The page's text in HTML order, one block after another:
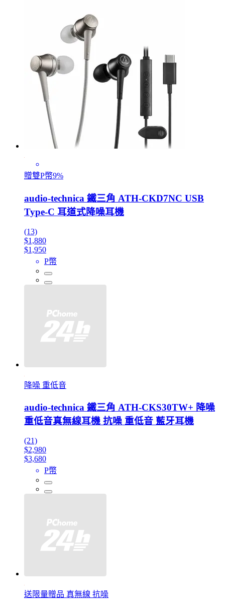
贈雙P幣9%
audio-technica 鐵三角 ATH-CKD7NC USB
Type-C 耳道式降噪耳機
(13)
$1,880
$1,950
P幣
降噪 重低音
audio-technica 鐵三角 ATH-CKS30TW+ 降噪
重低音真無線耳機 抗噪 重低音 藍牙耳機
(21)
$2,980
$3,680
P幣
送限量贈品 真無線 抗噪